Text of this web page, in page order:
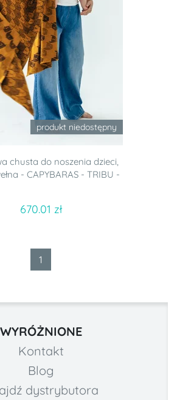
produkt niedostępny
chusta do noszenia dzieci,
- CAPYBARAS - TRIBU -
670.01 zł
1
WYRÓŻNIONE
Kontakt
Blog
dystrybutora